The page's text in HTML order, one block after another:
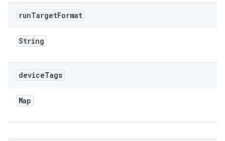
runTargetFormat
String
deviceTags
Map